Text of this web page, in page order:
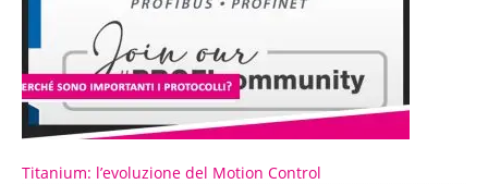
Titanium: l’evoluzione del Motion Control